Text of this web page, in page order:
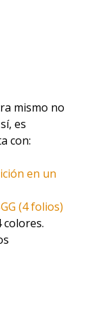
mismo no
es
con:
en un
(4 folios)
colores.